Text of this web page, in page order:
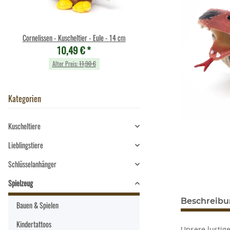
Cornelissen - Kuscheltier - Eule - 14 cm
10,49 €*
Alter Preis:11,90 €
Cornelissen - Kuscheltier -
10,49 €*
Alter Preis:11,90 €
Kategorien
Kuscheltiere
Lieblingstiere
Schlüsselanhänger
Spielzeug
Bauen & Spielen
Kindertattoos